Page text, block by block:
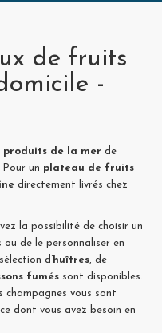
de fruits
-
produits de la mer de
un plateau de fruits
directement livrés chez
la possibilité de choisir un
de le personnaliser en
d’huîtres, de
fumés sont disponibles.
champagnes vous sont
dont vous avez besoin en